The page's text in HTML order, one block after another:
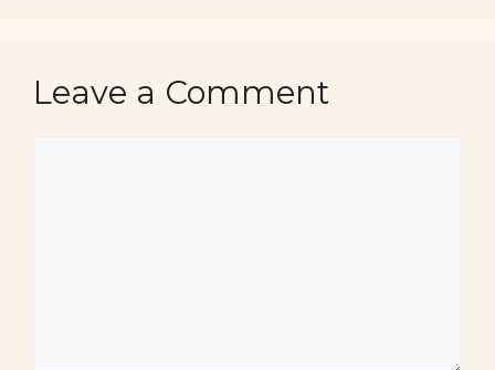
Leave a Comment